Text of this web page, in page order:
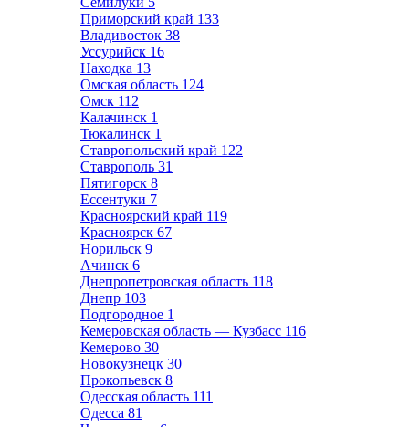
Приморский край 133
Владивосток 38
Уссурийск 16
Находка 13
Омская область 124
Омск 112
Калачинск 1
Тюкалинск 1
Ставропольский край 122
Ставрополь 31
Пятигорск 8
Ессентуки 7
Красноярский край 119
Красноярск 67
Норильск 9
Ачинск 6
Днепропетровская область 118
Днепр 103
Подгородное 1
Кемеровская область — Кузбасс 116
Кемерово 30
Новокузнецк 30
Прокопьевск 8
Одесская область 111
Одесса 81